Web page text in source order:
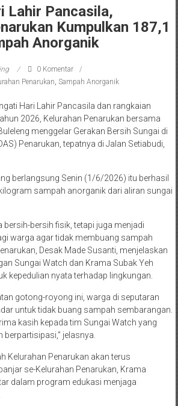
Lahir Pancasila,
Kumpulkan 187,1
Anorganik
0 Komentar
Penarukan Sampah Anorganik
Hari Lahir Pancasila dan rangkaian
2026, Kelurahan Penarukan bersama
menggelar Gerakan Bersih Sungai di
Penarukan, tepatnya di Jalan Setiabudi,
berlangsung Senin (1/6/2026) itu berhasil
sampah anorganik dari aliran sungai
bersih-bersih fisik, tetapi juga menjadi
warga agar tidak membuang sampah
Desak Made Susanti, menjelaskan
Sungai Watch dan Krama Subak Yeh
kepedulian nyata terhadap lingkungan.
gotong-royong ini, warga di seputaran
untuk tidak buang sampah sembarangan.
kasih kepada tim Sungai Watch yang
jelasnya.
Kelurahan Penarukan akan terus
se-Kelurahan Penarukan, Krama
dalam program edukasi menjaga